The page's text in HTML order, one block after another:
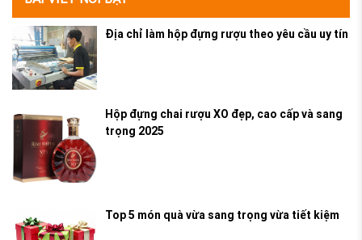
Địa chỉ làm hộp đựng rượu theo yêu cầu uy tín
Hộp đựng chai rượu XO đẹp, cao cấp và sang
trọng 2025
Top 5 món quà vừa sang trọng vừa tiết kiệm